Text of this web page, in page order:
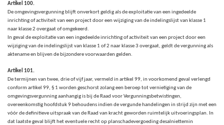
Artikel 100.
De omgevingsvergunning blijft onverkort geldig als de exploitatie van een ingedeelde
inrichting of activiteit van een project door een wijziging van de indelingslijst van klasse 1
naar klasse 2 overgaat of omgekeerd.
In geval de exploitatie van een ingedeelde inrichting of activiteit van een project door een
wijziging van de indelingslijst van klasse 1 of 2 naar klasse 3 overgaat, geldt de vergunning als
aktename en blijven de bijzondere voorwaarden gelden.
Artikel 101.
De termijnen van twee, drie of vijf jaar, vermeld in artikel 99, in voorkomend geval verlengd
conform artikel 99, § 1 worden geschorst zolang een beroep tot vernietiging van de
omgevingsvergunning aanhangig is bij de Raad voor Vergunningsbetwistingen,
overeenkomstig hoofdstuk 9 behoudens indien de vergunde handelingen in strijd zijn met een
vóór de definitieve uitspraak van de Raad van kracht geworden ruimtelijk uitvoeringsplan. In
dat laatste geval blijft het eventuele recht op planschadevergoeding desalniettemin